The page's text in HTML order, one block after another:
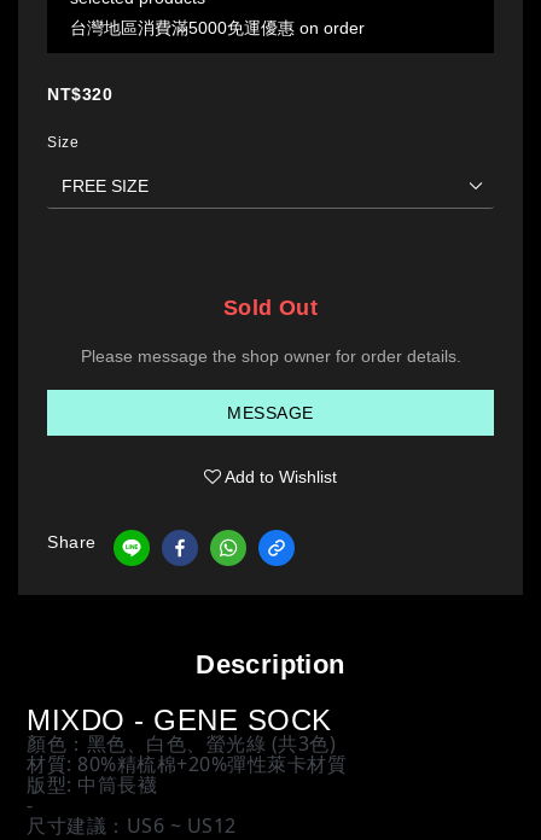
台灣地區消費滿5000免運優惠 on order
NT$320
Size
Sold Out
Please message the shop owner for order details.
MESSAGE
Add to Wishlist
Share
Description
MIXDO - GENE SOCK
顏色：黑色、白色、螢光綠 (共3色)
材質: 80%精梳棉+20%彈性萊卡材質
版型: 中筒長襪
-
尺寸建議：US6 ~ US12